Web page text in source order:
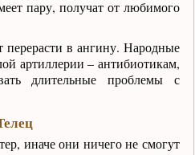
пару, получат от любимого
перерасти в ангину. Народные
артиллерии – антибиотикам,
длительные проблемы с
иначе они ничего не смогут